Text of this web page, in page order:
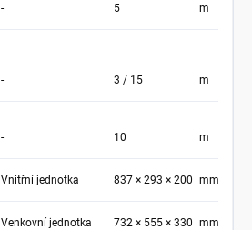
- 5 m
- 3 / 15 m
- 10 m
Vnitřní jednotka 837 × 293 × 200 mm
Venkovní jednotka 732 × 555 × 330 mm